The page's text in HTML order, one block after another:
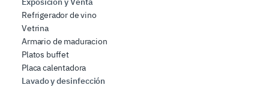
Refrigerador de vino
Vetrina
Armario de maduracion
Platos buffet
Placa calentadora
Lavado y desinfección